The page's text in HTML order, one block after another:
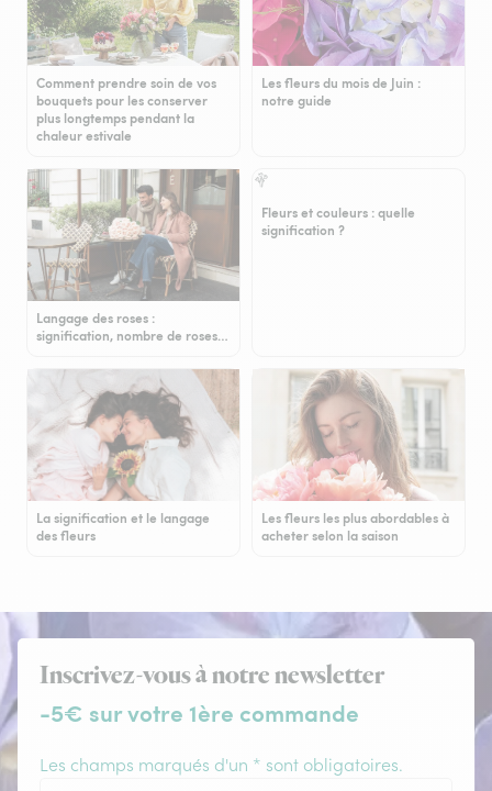
Comment prendre soin de vos
bouquets pour les conserver
plus longtemps pendant la
chaleur estivale
Les fleurs du mois de Juin :
notre guide
Langage des roses :
signification, nombre de roses…
Fleurs et couleurs : quelle
signification ?
La signification et le langage
des fleurs
Les fleurs les plus abordables à
acheter selon la saison
Inscrivez-vous à notre newsletter
-5€ sur votre 1ère commande
Les champs marqués d'un * sont obligatoires.